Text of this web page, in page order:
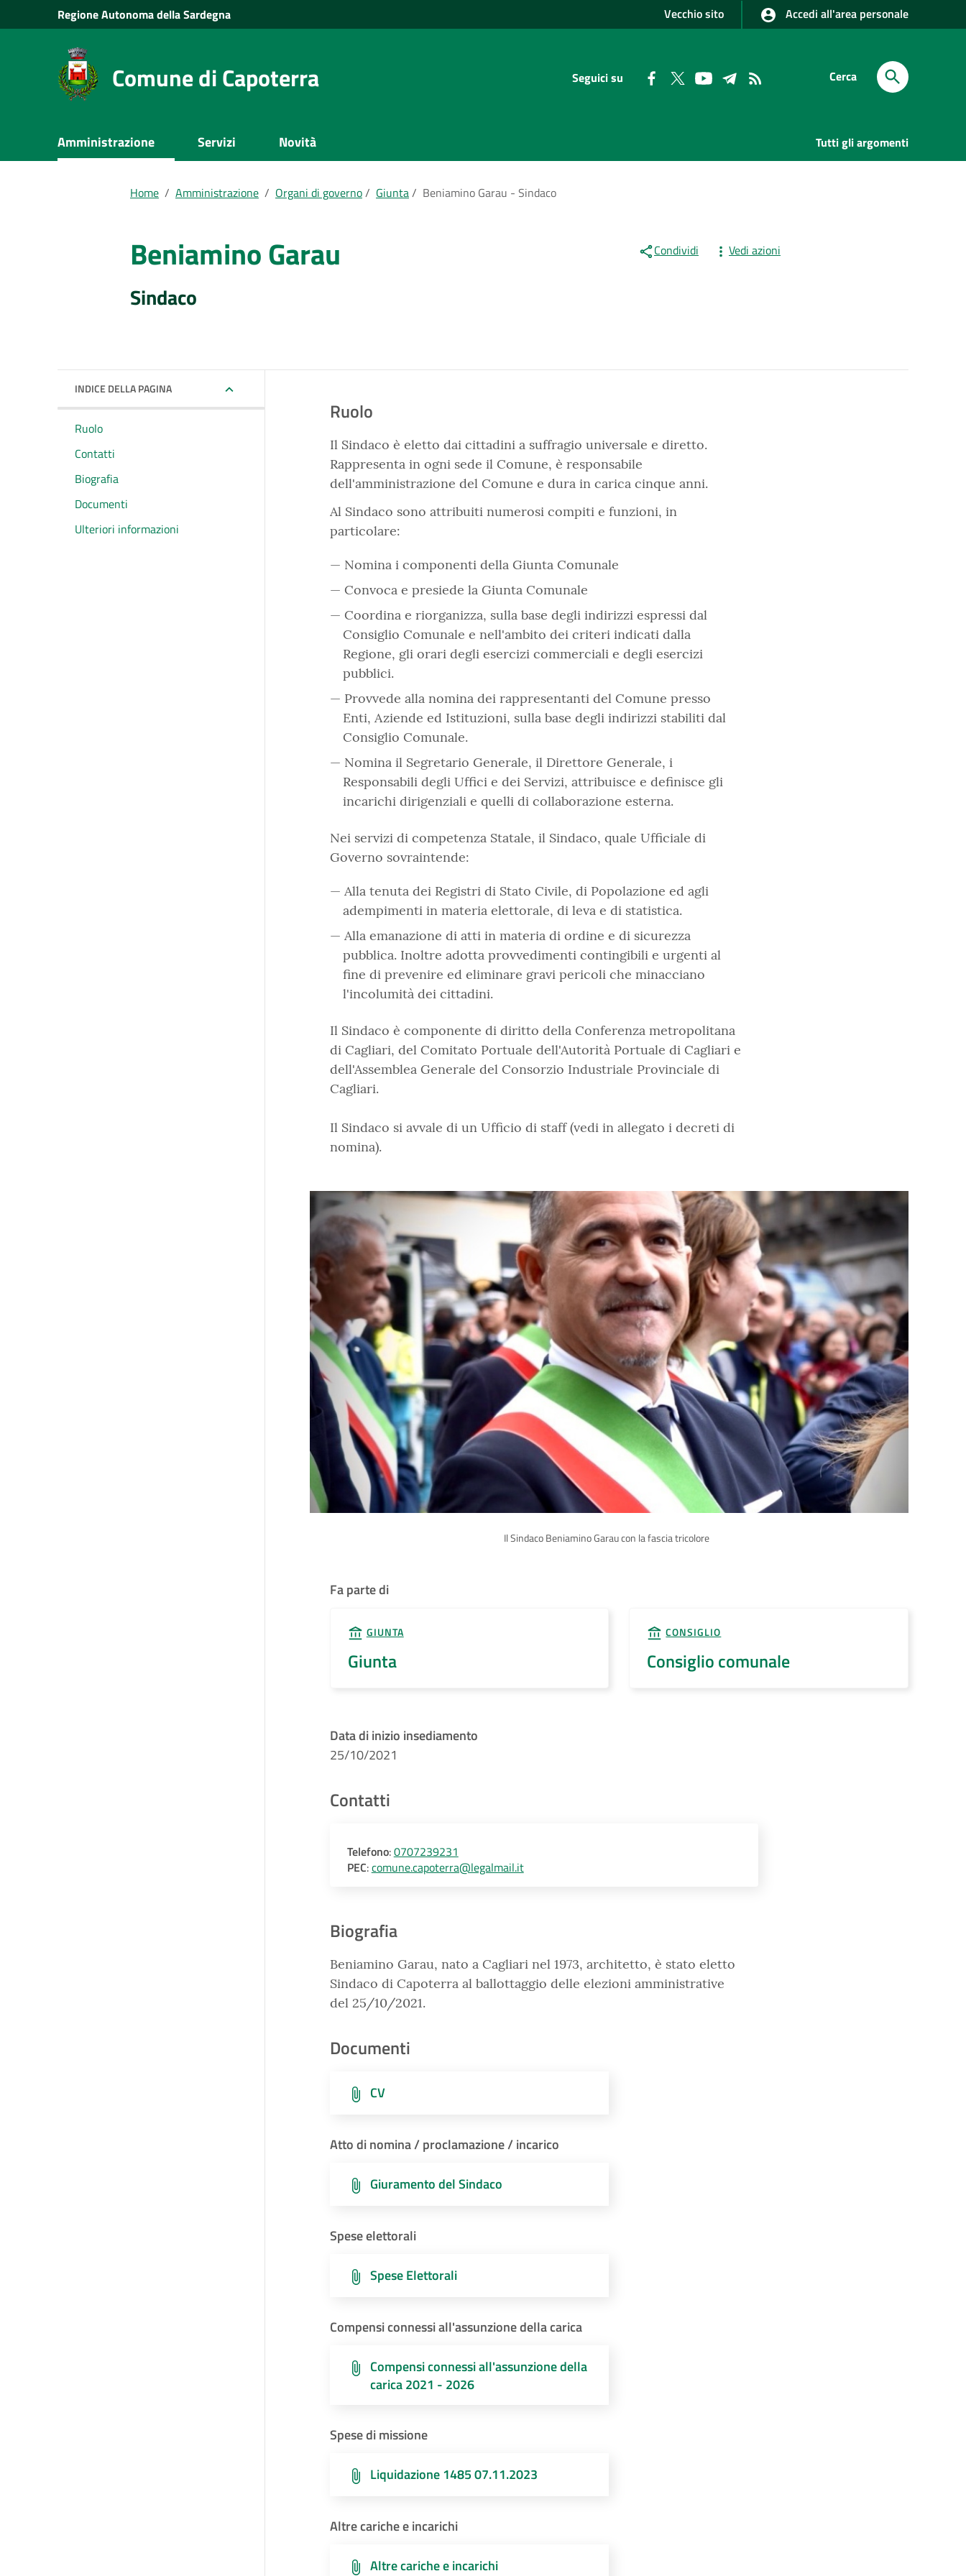
Vai al Contenuto
Vai alla navigazione del sito
Vai al Footer
RegioneAutonoma dellaSardegna Vecchio sito Accedi all'area personale
Comune di Capoterra Seguici su Cerca
Submenu
Amministrazione Servizi
Novità
Tutti gli argomenti
Home / Amministrazione / Organi di governo/ Giunta/ Beniamino Garau - Sindaco
Beniamino Garau
Sindaco
Condividi Vedi azioni
INDICE DELLA PAGINA
Ruolo
Contatti
Biografia
Documenti
Ulteriori informazioni
Ruolo
Il Sindaco è eletto dai cittadini a suffragio universale e diretto.
Rappresenta in ogni sede il Comune, è responsabile
dell'amministrazione del Comune e dura in carica cinque anni.
Al Sindaco sono attribuiti numerosi compiti e funzioni, in
particolare:
Nomina i componenti della Giunta Comunale
Convoca e presiede la Giunta Comunale
Coordina e riorganizza, sulla base degli indirizzi espressi dal
Consiglio Comunale e nell'ambito dei criteri indicati dalla
Regione, gli orari degli esercizi commerciali e degli esercizi
pubblici.
Provvede alla nomina dei rappresentanti del Comune presso
Enti, Aziende ed Istituzioni, sulla base degli indirizzi stabiliti dal
Consiglio Comunale.
Nomina il Segretario Generale, il Direttore Generale, i
Responsabili degli Uffici e dei Servizi, attribuisce e definisce gli
incarichi dirigenziali e quelli di collaborazione esterna.
Nei servizi di competenza Statale, il Sindaco, quale Ufficiale di
Governo sovraintende:
Alla tenuta dei Registri di Stato Civile, di Popolazione ed agli
adempimenti in materia elettorale, di leva e di statistica.
Alla emanazione di atti in materia di ordine e di sicurezza
pubblica. Inoltre adotta provvedimenti contingibili e urgenti al
fine di prevenire ed eliminare gravi pericoli che minacciano
l'incolumità dei cittadini.
Il Sindaco è componente di diritto della Conferenza metropolitana
di Cagliari, del Comitato Portuale dell'Autorità Portuale di Cagliari e
dell'Assemblea Generale del Consorzio Industriale Provinciale di
Cagliari.
Il Sindaco si avvale di un Ufficio di staff (vedi in allegato i decreti di
nomina).
Il Sindaco Beniamino Garau con la fascia tricolore
Fa parte di
GIUNTA
Giunta
CONSIGLIO
Consiglio comunale
Data di inizio insediamento
25/10/2021
Contatti
Telefono:0707239231
PEC:comune.capoterra@legalmail.it
Biografia
Beniamino Garau, nato a Cagliari nel 1973, architetto, è stato eletto
Sindaco di Capoterra al ballottaggio delle elezioni amministrative
del 25/10/2021.
Documenti
CV
Atto di nomina / proclamazione / incarico
Giuramento del Sindaco
Spese elettorali
Spese Elettorali
Compensi connessi all'assunzione della carica
Compensi connessi all'assunzione della
carica 2021 - 2026
Spese di missione
Liquidazione 1485 07.11.2023
Altre cariche e incarichi
Altre cariche e incarichi